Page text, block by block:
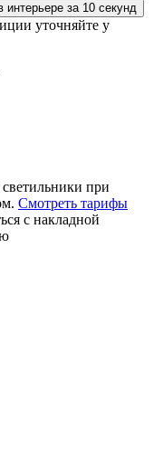
интерьере за 10 секунд
уточняйте у
при
Смотреть тарифы
с накладной